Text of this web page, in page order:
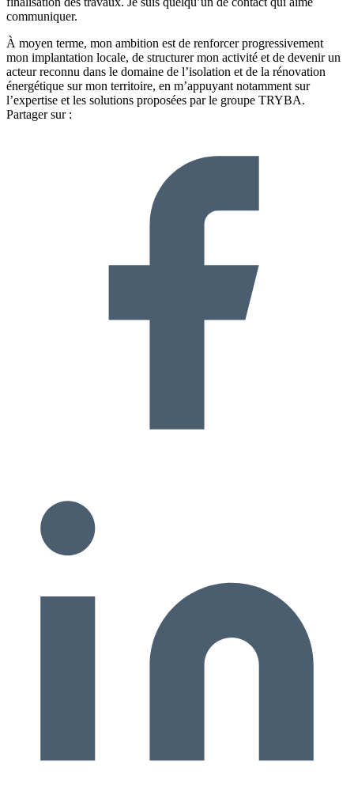
communiquer.
À moyen terme, mon ambition est de renforcer progressivement
mon implantation locale, de structurer mon activité et de devenir un
acteur reconnu dans le domaine de l’isolation et de la rénovation
énergétique sur mon territoire, en m’appuyant notamment sur
l’expertise et les solutions proposées par le groupe TRYBA.
Partager sur :